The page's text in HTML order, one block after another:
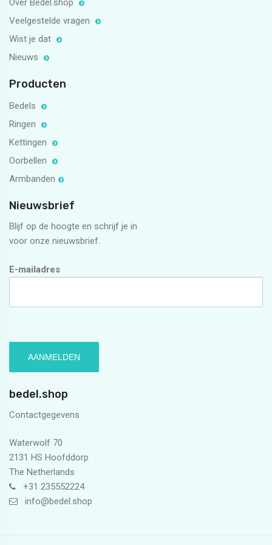
Over Bedel.shop
Veelgestelde vragen
Wist je dat
Nieuws
Producten
Bedels
Ringen
Kettingen
Oorbellen
Armbanden
Nieuwsbrief
Blijf op de hoogte en schrijf je in
voor onze nieuwsbrief.
E-mailadres
bedel.shop
Contactgegevens
Waterwolf 70
2131 HS Hoofddorp
The Netherlands
+31 235552224
info@bedel.shop